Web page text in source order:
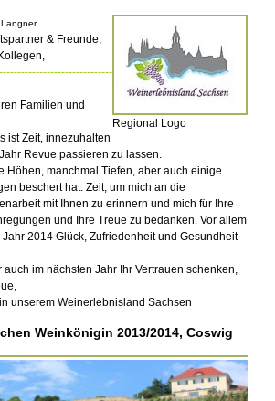
Regional Logo
& Freunde,
Familien und
ist Zeit, innezuhalten
Revue passieren zu lassen.
Höhen, manchmal Tiefen, aber auch einige
beschert hat. Zeit, um mich an die
mit Ihnen zu erinnern und mich für Ihre
und Ihre Treue zu bedanken. Vor allem
2014 Glück, Zufriedenheit und Gesundheit
auch im nächsten Jahr Ihr Vertrauen schenken,
unserem Weinerlebnisland Sachsen
Weinkönigin 2013/2014, Coswig